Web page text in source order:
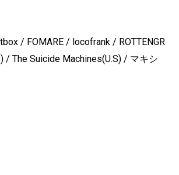
/ FOMARE / locofrank / ROTTENGR
/ The Suicide Machines(U.S) / マキシ